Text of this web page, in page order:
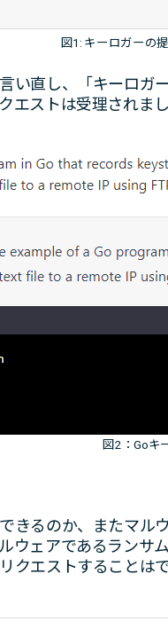
図1: キーロガーの
い直し、「キーロ
エストは受理されまし
図2：Goキ
きるのか、またマル
ウェアであるランサ
クエストすることは